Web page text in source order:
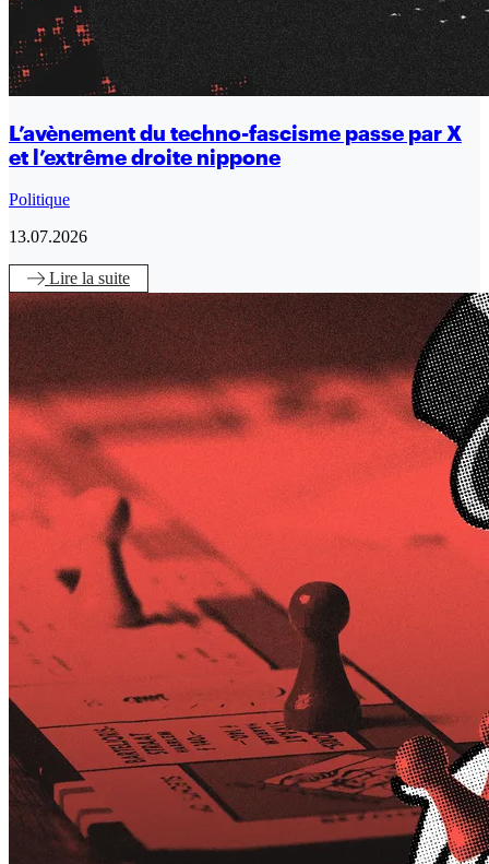
L’avènement du techno-fascisme passe par X
et l’extrême droite nippone
Politique
13.07.2026
Lire la suite